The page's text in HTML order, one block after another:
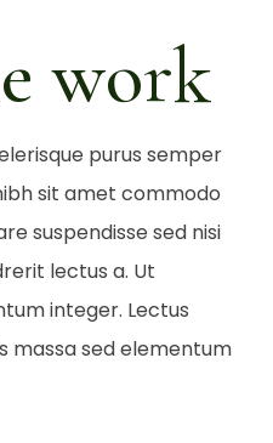
work
purus semper
sit amet commodo
suspendisse sed nisi
lectus a. Ut
integer. Lectus
massa sed elementum